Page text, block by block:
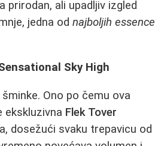
prirodan, ali upadljiv izgled
jedna od najboljih essence
Sky High
Ono po čemu ova
ekskluzivna Flek Tover
dosežući svaku trepavicu od